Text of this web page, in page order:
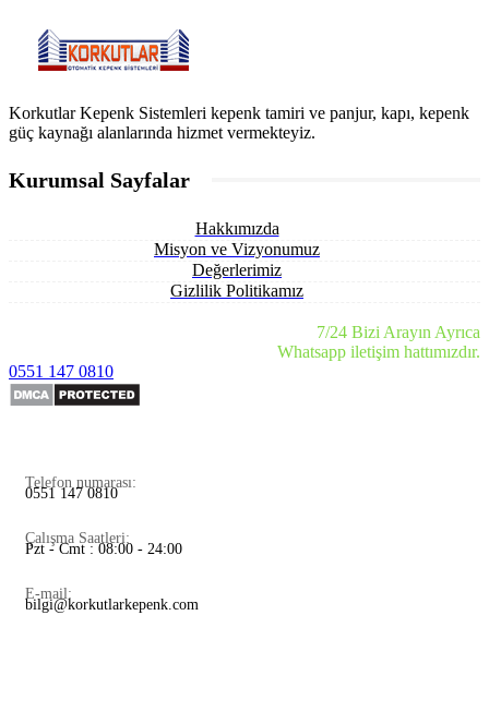
Korkutlar Kepenk Sistemleri kepenk tamiri ve panjur, kapı, kepenk
güç kaynağı alanlarında hizmet vermekteyiz.
Kurumsal Sayfalar
Hakkımızda
Misyon ve Vizyonumuz
Değerlerimiz
Gizlilik Politikamız
7/24 Bizi Arayın Ayrıca
Whatsapp iletişim hattımızdır.
0551 147 0810
Telefon numarası:
0551 147 0810
Çalışma Saatleri:
Pzt - Cmt : 08:00 - 24:00
E-mail:
bilgi@korkutlarkepenk.com